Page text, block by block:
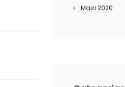
Maio 2020